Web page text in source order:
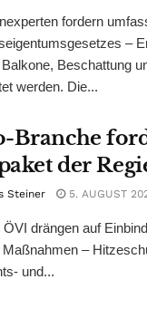
fordern
–
Beschattung
werden. Die...
Branche
der
Steiner 5. AUGUST
drängen auf
Maßnahmen –
und...